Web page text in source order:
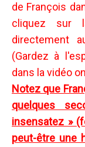
de François
cliquez sur
directement
(Gardez à
dans la vidéo
Notez que
quelques
insensatez »
peut-être une